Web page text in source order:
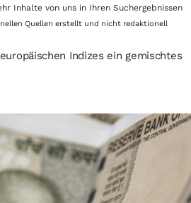
Indizes ein gemischtes
Inhalte von uns in Ihren Suchergebnissen
Quellen erstellt und nicht redaktionell